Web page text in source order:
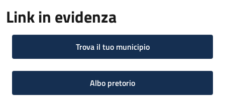
Link in evidenza
Trova il tuo municipio
Albo pretorio